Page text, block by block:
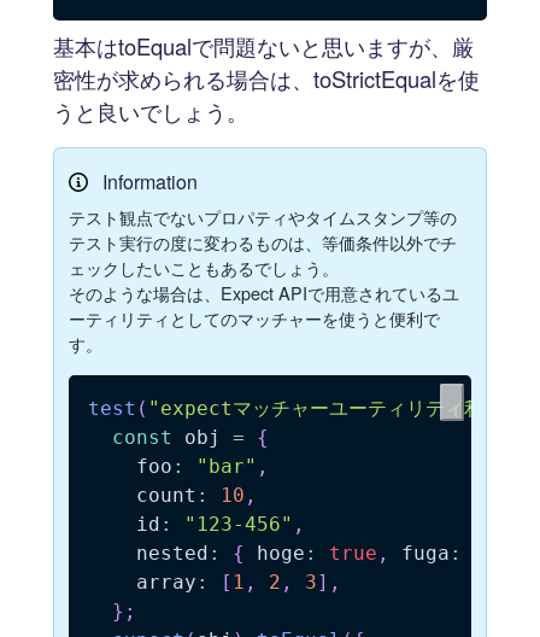
基本はtoEqualで問題ないと思いますが、厳
密性が求められる場合は、toStrictEqualを使
うと良いでしょう。
Information
テスト観点でないプロパティやタイムスタンプ等の
テスト実行の度に変わるものは、等価条件以外でチ
ェックしたいこともあるでしょう。
そのような場合は、Expect APIで用意されているユ
ーティリティとしてのマッチャーを使うと便利で
す。
test ( "expectマッチャーユーティリティ利用"
const
obj =
{
    foo
: "bar" ,
    count
: 10 ,
    id
: "123-456" ,
    nested
: { hoge : true , fuga :
    array
: [ 1 , 2 , 3] ,
} ;